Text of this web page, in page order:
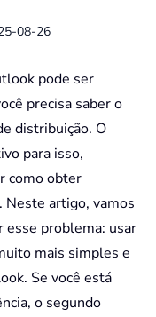
08-26
pode ser
precisa saber o
distribuição. O
para isso,
como obter
Neste artigo, vamos
problema: usar
mais simples e
Se você está
o segundo